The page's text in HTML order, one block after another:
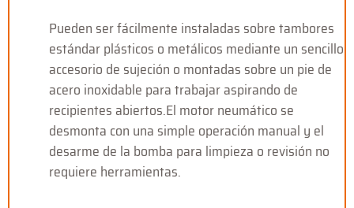
Pueden ser fácilmente instaladas sobre tambores
estándar plásticos o metálicos mediante un sencillo
accesorio de sujeción o montadas sobre un pie de
acero inoxidable para trabajar aspirando de
recipientes abiertos.El motor neumático se
desmonta con una simple operación manual y el
desarme de la bomba para limpieza o revisión no
requiere herramientas.